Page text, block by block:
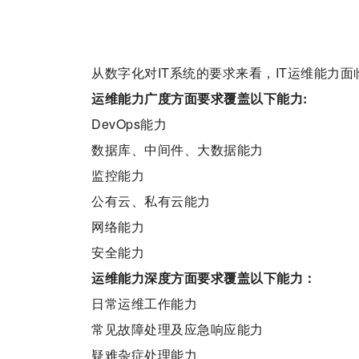
从数字化对IT系统的要求来看，IT运维能力面
运维能力广度方面要求覆盖以下能力:
DevOps能力
数据库、中间件、大数据能力
监控能力
公有云、私有云能力
网络能力
安全能力
运维能力深度方面要求覆盖以下能力：
日常运维工作能力
常见故障处理及应急响应能力
疑难杂症处理能力